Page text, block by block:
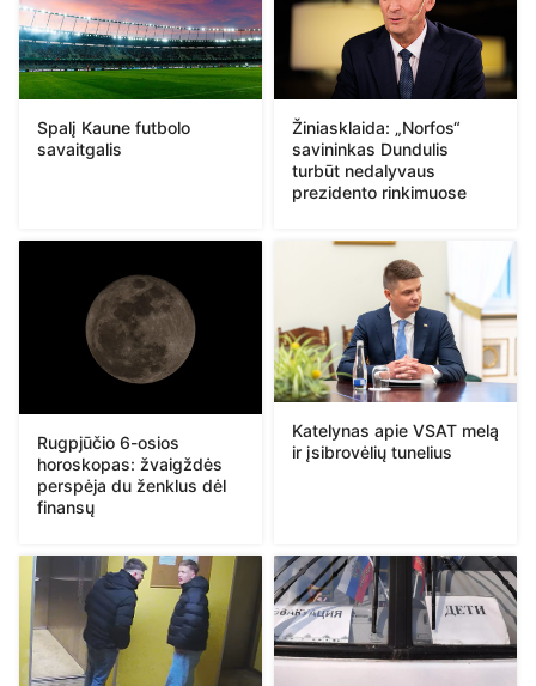
Spalį Kaune futbolo
savaitgalis
Žiniasklaida: „Norfos“
savininkas Dundulis
turbūt nedalyvaus
prezidento rinkimuose
Rugpjūčio 6-osios
horoskopas: žvaigždės
perspėja du ženklus dėl
finansų
Katelynas apie VSAT melą
ir įsibrovėlių tunelius